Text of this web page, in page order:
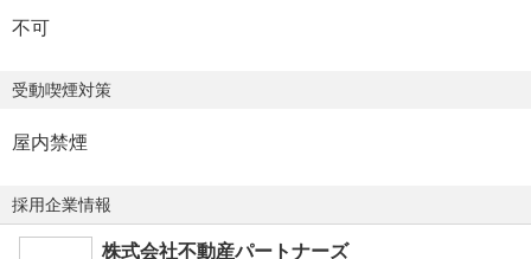
◎ 安心のサポート体制！
タントがフォローします 。
◎月平均残業20時間を実現！働きやすい職場！
組織が大きくないため、早い段階でポジションを手に入れ
るチャンスも！
※2025年冬に大須観音駅 徒歩5分のところにある自社ビル
※転勤なし
【勤務時間】
・残業：あり/月20時間程度（固定残業時間45時間/月、超
過した時間外労働の残業手当は追加支給）
不可
受動喫煙対策
屋内禁煙
採用企業情報
株式会社不動産パートナーズ